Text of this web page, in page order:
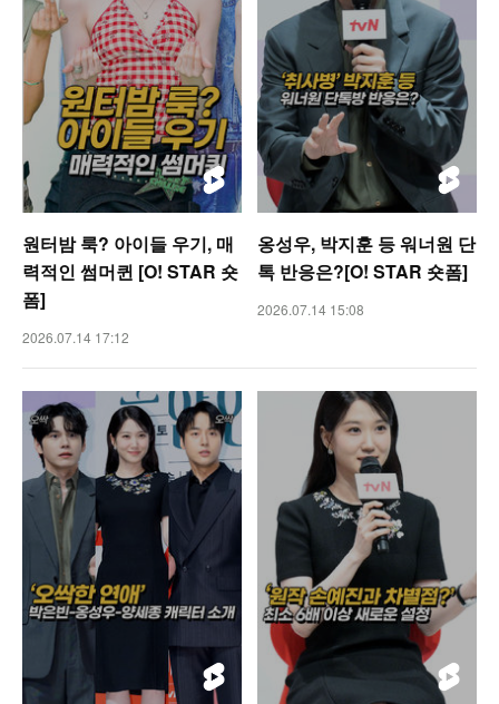
원터밤 룩? 아이들 우기, 매
력적인 썸머퀸 [O! STAR 숏
폼]
2026.07.14 17:12
옹성우, 박지훈 등 워너원 단
톡 반응은?[O! STAR 숏폼]
2026.07.14 15:08